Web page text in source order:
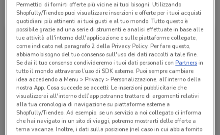
Tutte le promozioni di questo negozio
Tiscali Casa
Permettici di fornirti offerte più vicine ai tuoi bisogni: Utilizzando
Shopfully/Tiendeo puoi visualizzare inserzioni e offerte per i tuoi acquisti
quotidiani più attinenti ai tuoi gusti e al tuo mondo. Tutto questo è
possibile grazie ad una serie di strumenti e analisi effettuate in base alle
tue attività all'interno dell'applicazione e sulle piattaforme collegate,
come indicato nel paragrafo 2 della Privacy Policy. Per fare questo,
abbiamo bisogno del tuo consenso sull'uso dei dati raccolti a tale fine.
Se dai il tuo consenso condivideremo i tuoi dati personali conPartnersin
tutto il mondo attraverso l’uso di SDK esterne. Puoi sempre cambiare
idea accedendo a Menu > Privacy > Personalizzazione, all’interno della
nostra App. Cosa succede se accetti: Le inserzioni pubblicitarie che
visualizzerai all'interno dell’app potranno trattare di argomenti relativi
alla tua cronologia di navigazione su piattaforme esterne a
Shopfully/Tiendeo. Ad esempio, se un servizio a noi collegato ci informa
che hai navigato in un sito di viaggi, potremo mostrarti delle offerte a
tema vacanze. Inoltre, i dati sulla posizione (nel caso in cui abbia fornito